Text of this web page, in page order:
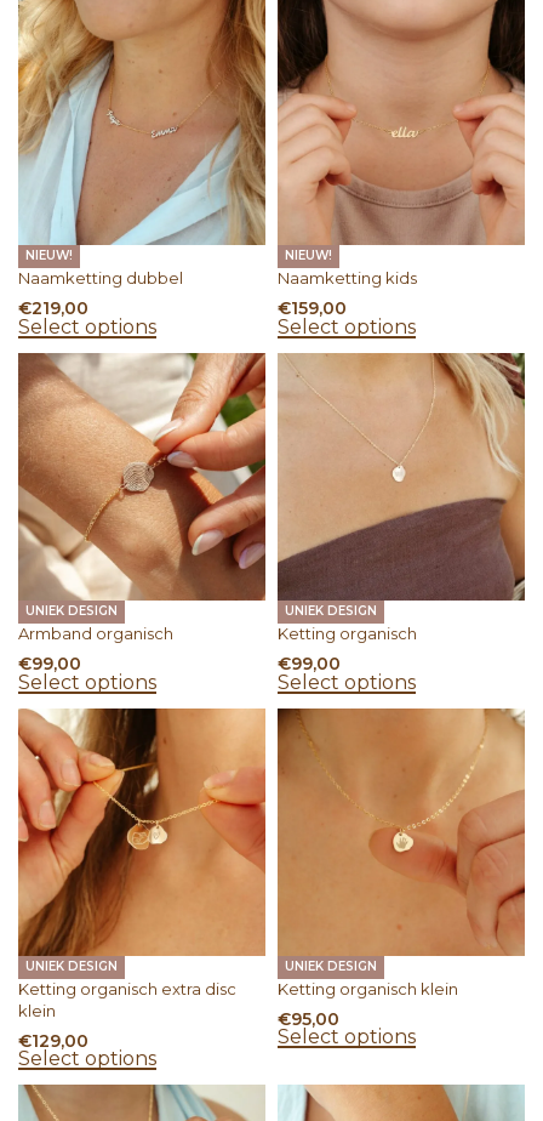
NIEUW!
Naamketting dubbel
€219,00
Select options
NIEUW!
Naamketting kids
€159,00
Select options
UNIEK DESIGN
Armband organisch
€99,00
Select options
UNIEK DESIGN
Ketting organisch
€99,00
Select options
UNIEK DESIGN
Ketting organisch extra disc
klein
€129,00
Select options
UNIEK DESIGN
Ketting organisch klein
€95,00
Select options